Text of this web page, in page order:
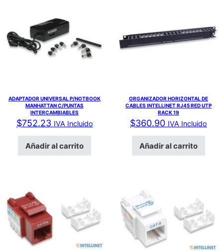
ADAPTADOR UNIVERSAL P/NOTBOOK
MANHATTAN C/PUNTAS
INTERCAMBIABLES
$752.23 IVA Incluido
Añadir al carrito
ORGANIZADOR HORIZONTAL DE
CABLES INTELLINET RJ45 RED UTP
RACK 19
$360.90 IVA Incluido
Añadir al carrito